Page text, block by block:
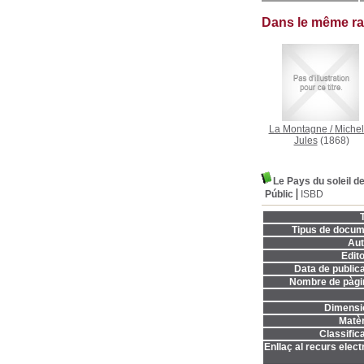
Dans le même
La Montagne /
Jules(1868)
Le Pays du soleil
Públic
ISBD
Tipus de
Data de
Nombre de
Enllaç al recurs